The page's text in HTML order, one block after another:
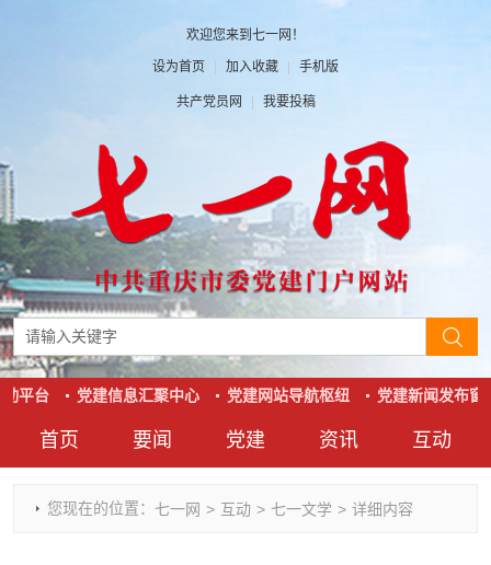
欢迎您来到七一网！
设为首页 | 加入收藏 | 手机版
共产党员网 | 我要投稿
首页 要闻
时政要闻
党建
党建动态
资讯
热点关注
互动
红岩评论
平台 党建信息汇聚中心 党建网站导航枢纽 党建新闻发布窗
您现在的位置： 七一网 > 互动 > 七一文学 > 详细内容